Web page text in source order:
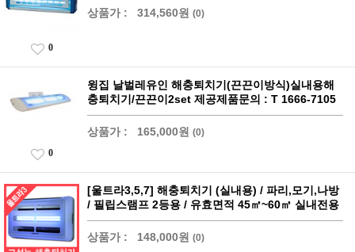
상품가 : 314,560원 (0)
0
윙집 날벌레유인 해충퇴치기(끈끈이방식)실내용해
충퇴치기/끈끈이2set 제공제품문의 : T 1666-7105
상품가 : 165,000원 (0)
0
[울트라3,5,7] 해충퇴치기 (실내용) / 파리,모기,나방
/ 필립스램프 2등용 / 유효면적 45㎡~60㎡ 실내전용
상품가 : 148,000원 (0)